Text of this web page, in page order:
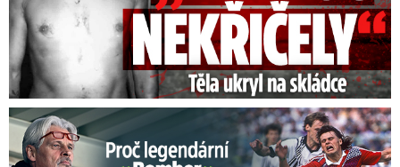
Proč Skuhravý zbankrotoval? Prasklo, kde dluží miliony!